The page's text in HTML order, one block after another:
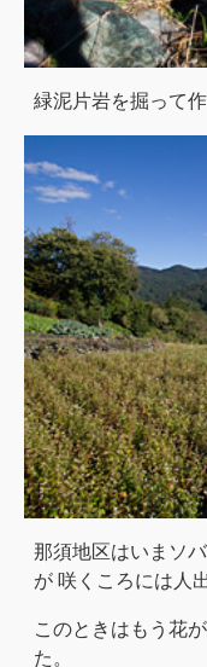
緑泥片岩を掘って
那須地区はいまソ
が 咲くころには人
このときはもう花
た。